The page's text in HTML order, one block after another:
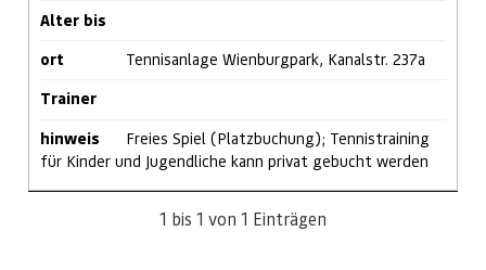
Alter bis
ort Tennisanlage Wienburgpark, Kanalstr. 237a
Trainer
hinweis
Freies Spiel (Platzbuchung); Tennistraining
für Kinder und Jugendliche kann privat gebucht werden
1 bis 1 von 1 Einträgen